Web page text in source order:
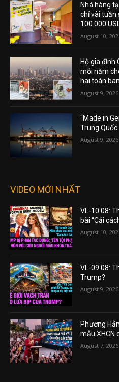
Nhà hàng
chỉ vài tuần
100.000
August 10,
Hộ gia đình
mỗi năm
hai toàn
August 9, 2026
“Made in
Trung Quốc
August 9, 2026
VIDEO MỚI NHẤT
VL-10.08:
bài “Cải
August 10,
VL-09.08:
Trump?
August 9, 2026
Phương
mẫu XHCN
August 7, 2026